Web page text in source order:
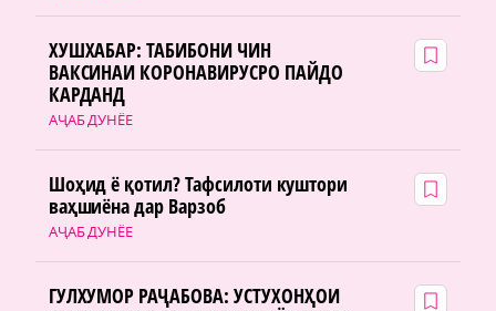
АҶАБ ДУНЁЕ
ХУШХАБАР: ТАБИБОНИ ЧИН
ВАКСИНАИ КОРОНАВИРУСРО ПАЙДО
КАРДАНД
АҶАБ ДУНЁЕ
Шоҳид ё қотил? Тафсилоти куштори
ваҳшиёна дар Варзоб
ГУЛХУМОР РАҶАБОВА: УСТУХОНҲОИ